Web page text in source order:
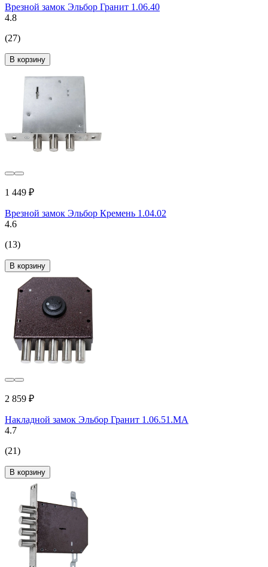
Врезной замок Эльбор Гранит 1.06.40
4.8
(27)
В корзину
1 449 ₽
Врезной замок Эльбор Кремень 1.04.02
4.6
(13)
В корзину
2 859 ₽
Накладной замок Эльбор Гранит 1.06.51.МА
4.7
(21)
В корзину